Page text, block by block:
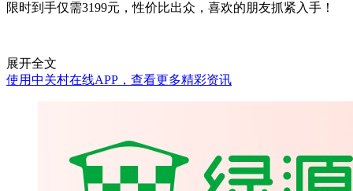
限时到手仅需3199元，性价比出众，喜欢的朋友抓紧入手！
展开全文
使用中关村在线APP，查看更多精彩资讯